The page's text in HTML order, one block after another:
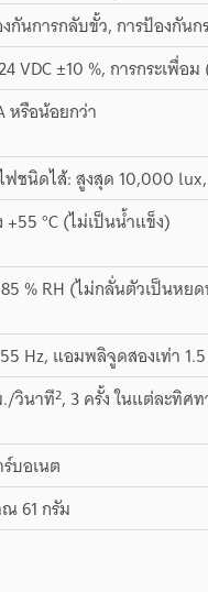
กันการกลับขั้ว, การป้องกัน
VDC ±10 %, การกระเพื่อ
หรือน้อยกว่า
ชนิดไส้: สูงสุด 10,000
+55 °C (ไม่เป็นน้ำแข็ง)
% RH (ไม่กลั่นตัวเป็นหย
Hz, แอมพลิจูดสองเท่า
วินาที2, 3 ครั้ง ในแต่ละทิศ
บอเนต
61 กรัม